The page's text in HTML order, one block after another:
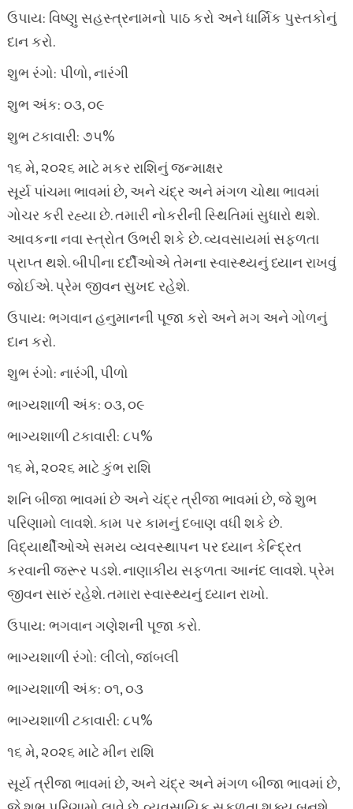
ઉપાય: વિષ્ણુ સહસ્ત્રનામનો પાઠ કરો અને ધાર્મિક પુસ્તકોનું
દાન કરો.
શુભ રંગો: પીળો, નારંગી
શુભ અંક: ૦૩, ૦૯
શુભ ટકાવારી: ૭૫%
૧૬ મે, ૨૦૨૬ માટે મકર રાશિનું જન્માક્ષર
સૂર્ય પાંચમા ભાવમાં છે, અને ચંદ્ર અને મંગળ ચોથા ભાવમાં
ગોચર કરી રહ્યા છે. તમારી નોકરીની સ્થિતિમાં સુધારો થશે.
આવકના નવા સ્ત્રોત ઉભરી શકે છે. વ્યવસાયમાં સફળતા
પ્રાપ્ત થશે. બીપીના દર્દીઓએ તેમના સ્વાસ્થ્યનું ધ્યાન રાખવું
જોઈએ. પ્રેમ જીવન સુખદ રહેશે.
ઉપાય: ભગવાન હનુમાનની પૂજા કરો અને મગ અને ગોળનું
દાન કરો.
શુભ રંગો: નારંગી, પીળો
ભાગ્યશાળી અંક: ૦૩, ૦૯
ભાગ્યશાળી ટકાવારી: ૮૫%
૧૬ મે, ૨૦૨૬ માટે કુંભ રાશિ
શનિ બીજા ભાવમાં છે અને ચંદ્ર ત્રીજા ભાવમાં છે, જે શુભ
પરિણામો લાવશે. કામ પર કામનું દબાણ વધી શકે છે.
વિદ્યાર્થીઓએ સમય વ્યવસ્થાપન પર ધ્યાન કેન્દ્રિત
કરવાની જરૂર પડશે. નાણાકીય સફળતા આનંદ લાવશે. પ્રેમ
જીવન સારું રહેશે. તમારા સ્વાસ્થ્યનું ધ્યાન રાખો.
ઉપાય: ભગવાન ગણેશની પૂજા કરો.
ભાગ્યશાળી રંગો: લીલો, જાંબલી
ભાગ્યશાળી અંક: ૦૧, ૦૩
ભાગ્યશાળી ટકાવારી: ૮૫%
૧૬ મે, ૨૦૨૬ માટે મીન રાશિ
સૂર્ય ત્રીજા ભાવમાં છે, અને ચંદ્ર અને મંગળ બીજા ભાવમાં છે,